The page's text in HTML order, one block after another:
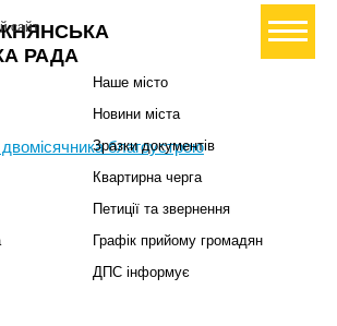
РАДА
сайт
Створити петицію
благоустрою
Наше місто
Новини міста
Зразки документів
Квартирна черга
Петиції та звернення
Графік прийому громадян
ДПС інформує